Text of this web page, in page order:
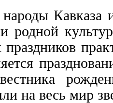
народы
родной
праздников
на весь мир